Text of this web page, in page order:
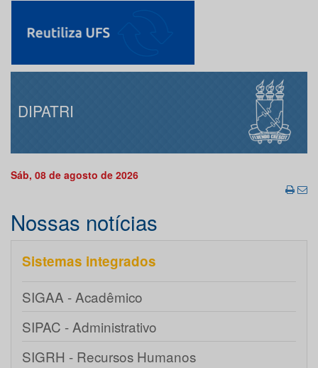
DIPATRI
Sáb, 08 de agosto de 2026
Nossas notícias
Sistemas integrados
SIGAA - Acadêmico
SIPAC - Administrativo
SIGRH - Recursos Humanos